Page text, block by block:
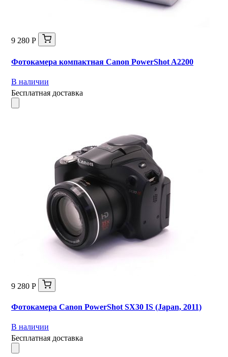
9 280 Р
Фотокамера компактная Canon PowerShot A2200
В наличии
Бесплатная доставка
9 280 Р
Фотокамера Canon PowerShot SX30 IS (Japan, 2011)
В наличии
Бесплатная доставка